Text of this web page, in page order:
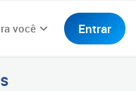
você Entrar